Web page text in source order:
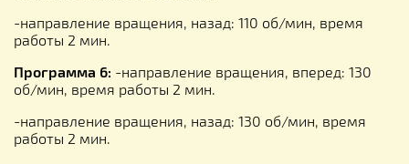
-направление вращения, назад: 110 об/мин, время
работы 2 мин.
Программа 6: -направление вращения, вперед: 130
об/мин, время работы 2 мин.
-направление вращения, назад: 130 об/мин, время
работы 2 мин.